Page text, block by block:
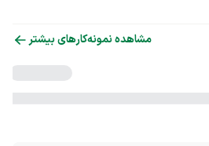
مشاهده نمونه‌کارهای بیشتر